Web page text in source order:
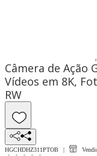
Câmera de Ação
Vídeos em 8K,
RW
HGCHDHZ311PTOB